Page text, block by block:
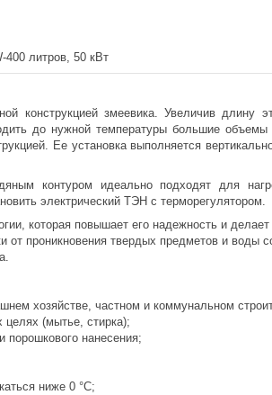
400 литров, 50 кВт
конструкцией змеевика. Увеличив длину
до нужной температуры большие
Ее установка выполняется
контуром идеально подходят для
электрический ТЭН с терморегулятором.
которая повышает его надежность и делает
проникновения твердых предметов и воды
хозяйстве, частном и коммунальном
целях (мытье, стирка);
порошкового нанесения;
ниже 0 °С;